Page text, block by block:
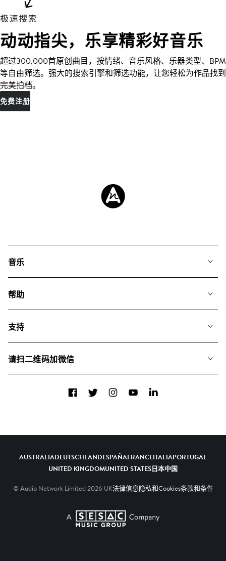
动动指尖，乐享精彩好音乐
超过300,000首原创曲目，按情绪、音乐风格、乐器类型、BPM
等自由筛选。强大的搜索引擎和筛选功能，让您轻松为作品找到
完美拍档。
免费注册
音乐
搜索
专辑
帮助
我们如何运用AI
支持
关于我们
请扫二维码加微信
FacebookTwitterInstagramYouTubeLinkedIn
AUSTRALIADEUTSCHLANDESPAÑAFRANCEITALIAPORTUGAL
UNITED KINGDOMUNITED STATES日本中国
© Audio Network Limited 2026 UK法律信息隐私和Cookies条款和条件
A SESAC Company